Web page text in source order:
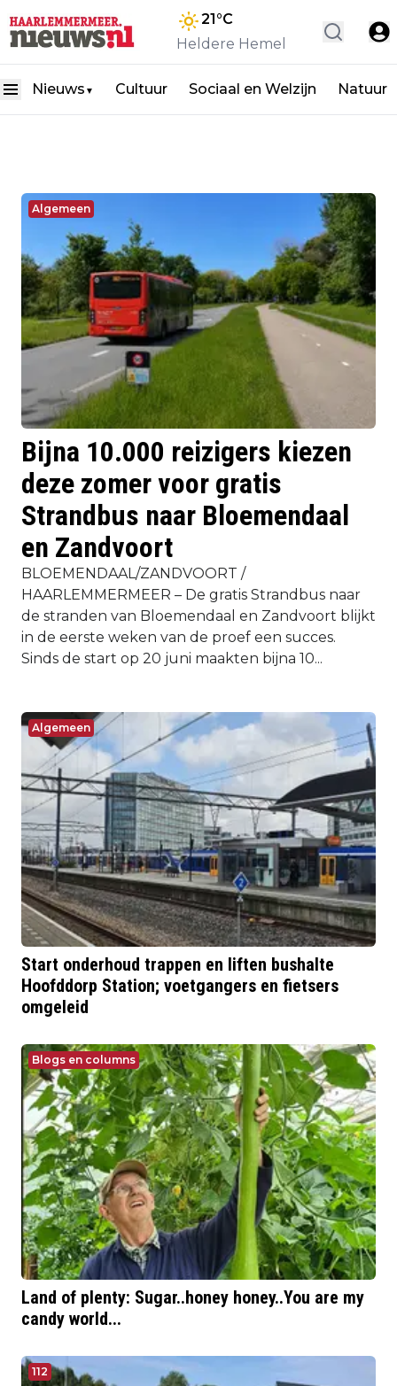
21°C
Heldere Hemel
Nieuws ▼ Cultuur Sociaal en Welzijn Natuur
Algemeen
Bijna 10.000 reizigers kiezen
deze zomer voor gratis
Strandbus naar Bloemendaal
en Zandvoort
BLOEMENDAAL/ZANDVOORT /
HAARLEMMERMEER – De gratis Strandbus naar
de stranden van Bloemendaal en Zandvoort blijkt
in de eerste weken van de proef een succes.
Sinds de start op 20 juni maakten bijna 10...
Algemeen
Start onderhoud trappen en liften bushalte
Hoofddorp Station; voetgangers en fietsers
omgeleid
Blogs en columns
Land of plenty: Sugar..honey honey..You are my
candy world...
112